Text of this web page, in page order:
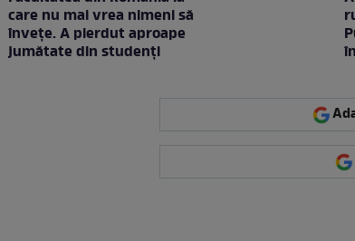
care nu mai vrea nimeni să
înveţe. A pierdut aproape
jumătate din studenţi